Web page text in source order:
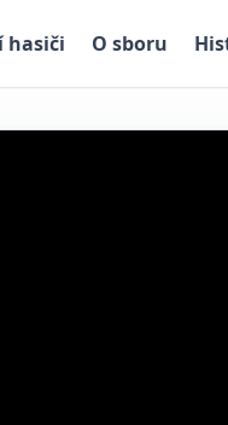
hasiči O sboru